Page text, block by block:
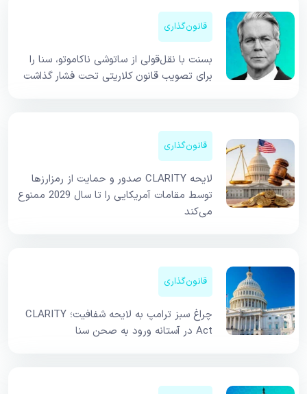
قانون‌گذاری
بسنت با نقل‌قولی از ساتوشی ناکاموتو، سنا را
برای تصویب قانون کلاریتی تحت فشار گذاشت
قانون‌گذاری
لایحه CLARITY صدور و حمایت از رمزارزها
توسط مقامات آمریکایی را تا سال 2029 ممنوع
می‌کند
قانون‌گذاری
چراغ سبز ترامپ به لایحه شفافیت؛ CLARITY
Act در آستانه ورود به صحن سنا